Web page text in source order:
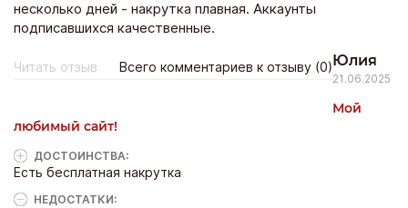
несколько дней - накрутка плавная. Аккаунты
подписавшихся качественные.
Читать отзыв Всего комментариев к отзыву (0)Юлия
21.06.2025
Мой
любимый сайт!
ДОСТОИНCТВА:
Есть бесплатная накрутка
НЕДОСТАТКИ: